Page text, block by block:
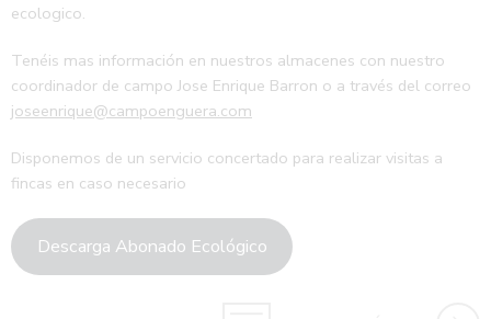
ecologico.
Tenéis mas información en nuestros almacenes con nuestro
coordinador de campo Jose Enrique Barron o a través del correo
joseenrique@campoenguera.com
Disponemos de un servicio concertado para realizar visitas a
fincas en caso necesario
Descarga Abonado Ecológico